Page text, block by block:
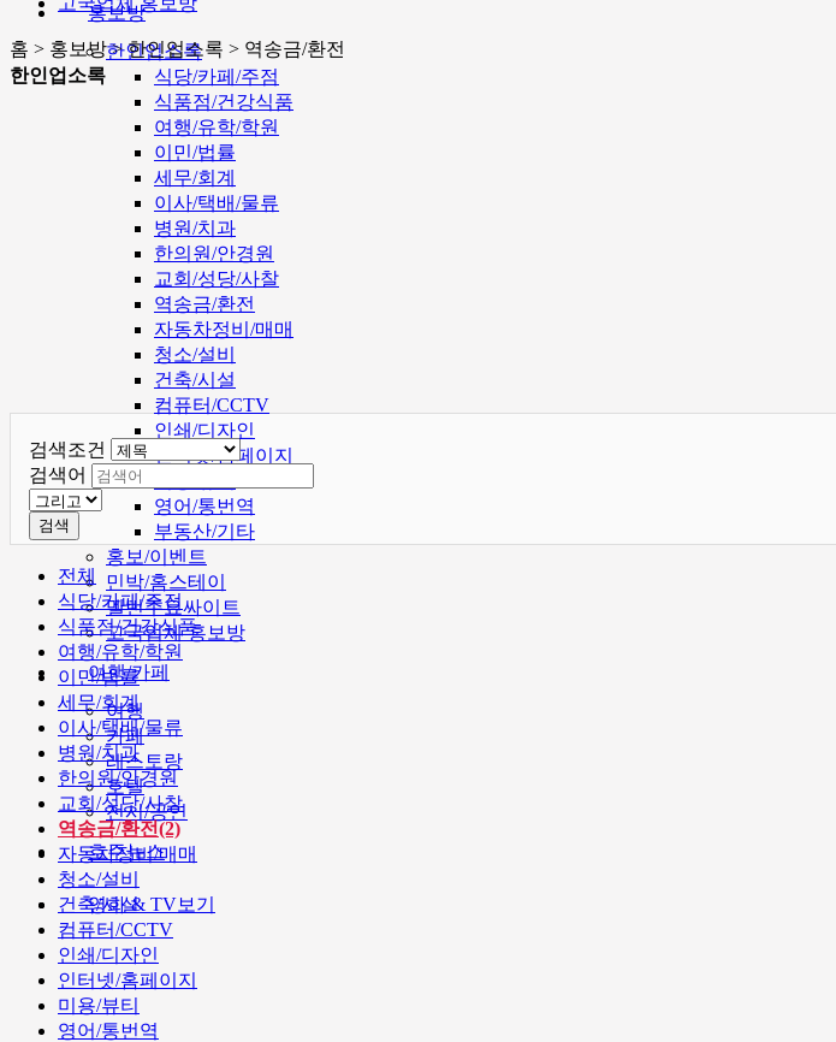
홍보방
한인업소록
식당/카페/주점
식품점/건강식품
여행/유학/학원
이민/법률
세무/회계
이사/택배/물류
병원/치과
한의원/안경원
교회/성당/사찰
역송금/환전
자동차정비/매매
청소/설비
건축/시설
컴퓨터/CCTV
인쇄/디자인
인터넷/홈페이지
영어/통번역
부동산/기타
홍보/이벤트
민박/홈스테이
멜번주요싸이트
고국업체 홍보방
여행/카페
여행
카페
레스토랑
호텔
전시/공연
호주뉴스
영화 & TV보기
홈 > 홍보방 > 한인업소록 > 역송금/환전
한인업소록
검색조건
검색어
검색
전체
식당/카페/주점
식품점/건강식품
여행/유학/학원
이민/법률
세무/회계
이사/택배/물류
병원/치과
한의원/안경원
교회/성당/사찰
역송금/환전(2)
자동차정비/매매
청소/설비
건축/시설
컴퓨터/CCTV
인쇄/디자인
인터넷/홈페이지
미용/뷰티
영어/통번역